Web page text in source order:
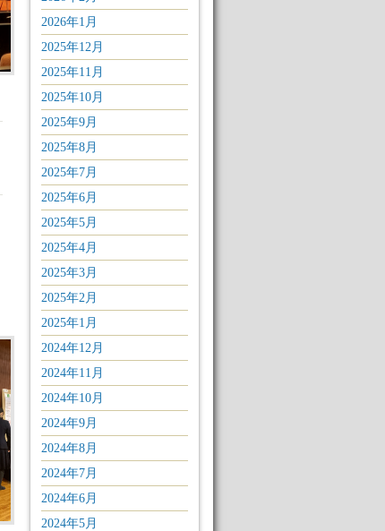
2026年1月
2025年12月
2025年11月
2025年10月
2025年9月
2025年8月
2025年7月
2025年6月
2025年5月
2025年4月
2025年3月
2025年2月
2025年1月
2024年12月
2024年11月
2024年10月
2024年9月
2024年8月
2024年7月
2024年6月
2024年5月